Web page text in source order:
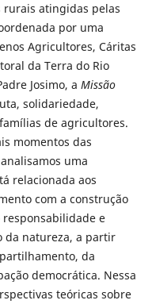
atingidas pelas
por uma
Agricultores, Cáritas
da Terra do Rio
Josimo, a Missão
solidariedade,
de agricultores.
momentos das
uma
relacionada aos
com a construção
e
da natureza, a partir
da
democrática. Nessa
teóricas sobre